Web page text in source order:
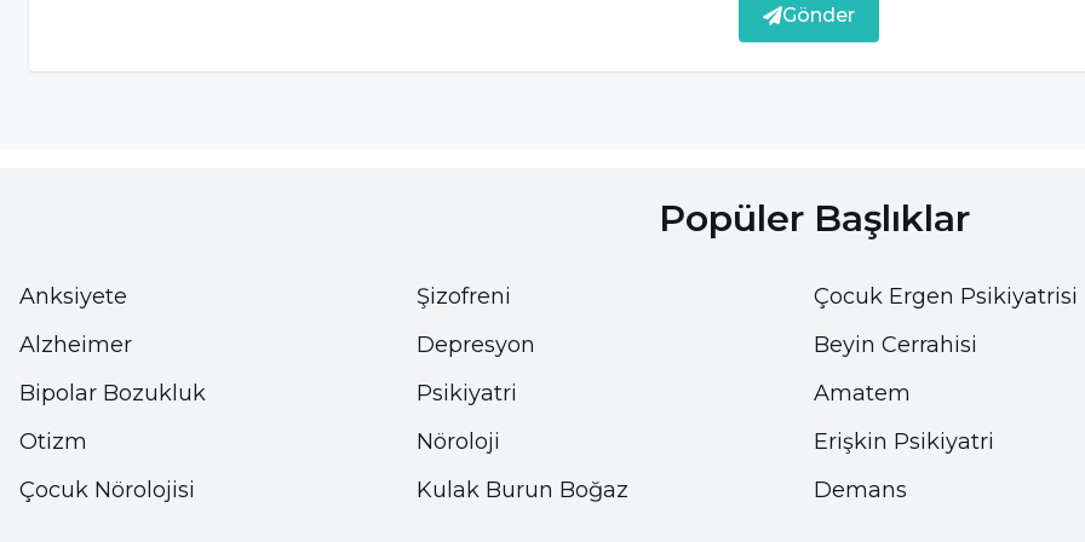
Lazer uygulamalarında da cildin rengini açmak mümkündür. Karbonat, limon, pirinç uygulaması ile
kararmayı önleyebilir. Pirinç de bir süre suda bekletildikten sonra nişastasını suya bırakır ve renk ya
Ayrıca bazı koltuk altını beyazlatmak için bazı klinik yöntemler mevcuttur. Bunlar şu şekilde
Kimyasal peeling uygulanarak derinin soyulması
Gönder
Popüler Başlıklar
Anksiyete
Alzheimer
Bipolar Bozukluk
Otizm
Çocuk Nörolojisi
Şizofreni
Depresyon
Psikiyatri
Nöroloji
Kulak Burun Boğaz
Çocuk Ergen Psikiyatrisi
Beyin Cerrahisi
Amatem
Erişkin Psikiyatri
Demans